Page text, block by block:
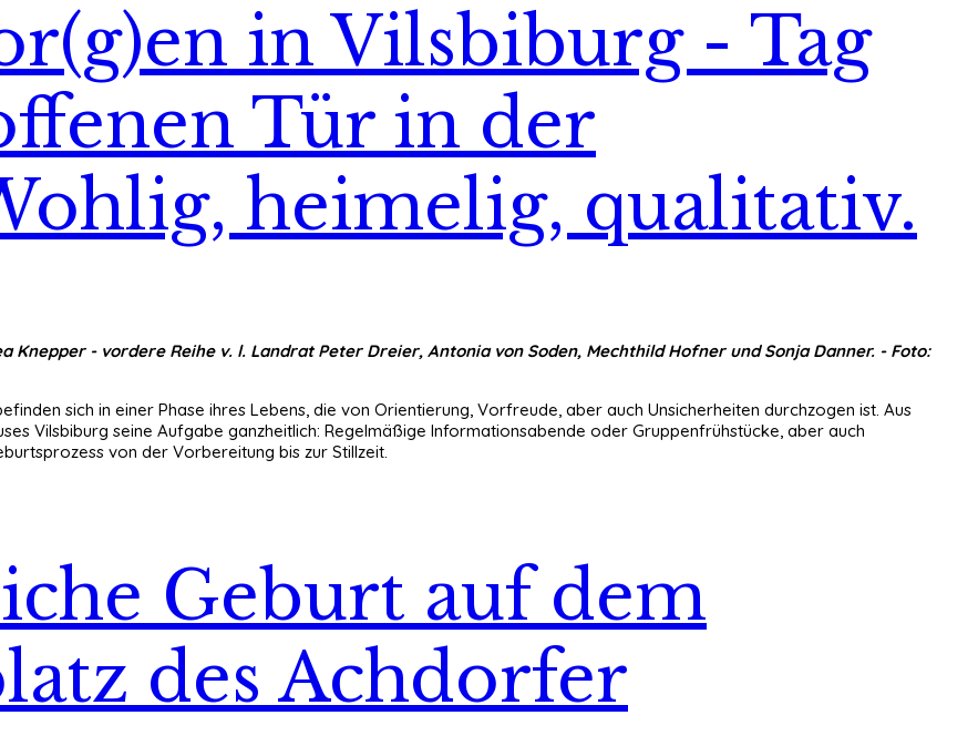
in Vilsbiburg - Tag
Tür in der
heimelig, qualitativ.
Knepper - vordere Reihe v. l. Landrat Peter Dreier, Antonia von Soden, Mechthild Hofner und Sonja Danner. - Foto:
sich in einer Phase ihres Lebens, die von Orientierung, Vorfreude, aber auch Unsicherheiten durchzogen ist. Aus
Vilsbiburg seine Aufgabe ganzheitlich: Regelmäßige Informationsabende oder Gruppenfrühstücke, aber auch
von der Vorbereitung bis zur Stillzeit.
Geburt auf dem
des Achdorfer